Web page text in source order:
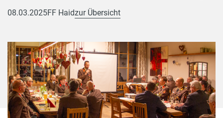
08.03.2025FF Haidzur Übersicht